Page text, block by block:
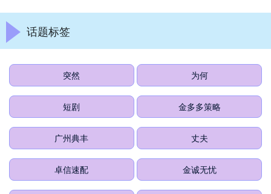
话题标签
突然 为何
短剧 金多多策略
广州典丰 丈夫
卓信速配 金诚无忧